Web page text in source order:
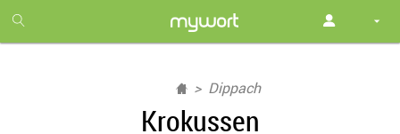
month
free
Dippach
Krokussen